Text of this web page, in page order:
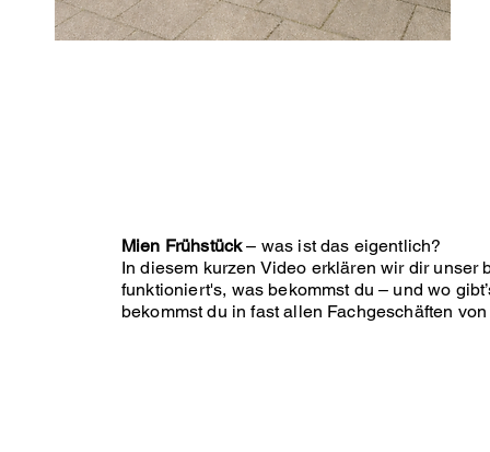
Mien Frühstück– was ist das eigentlich?
In diesem kurzen Video erklären wir dir unser
funktioniert's, was bekommst du – und wo
bekommst du in fast allen Fachgeschäften